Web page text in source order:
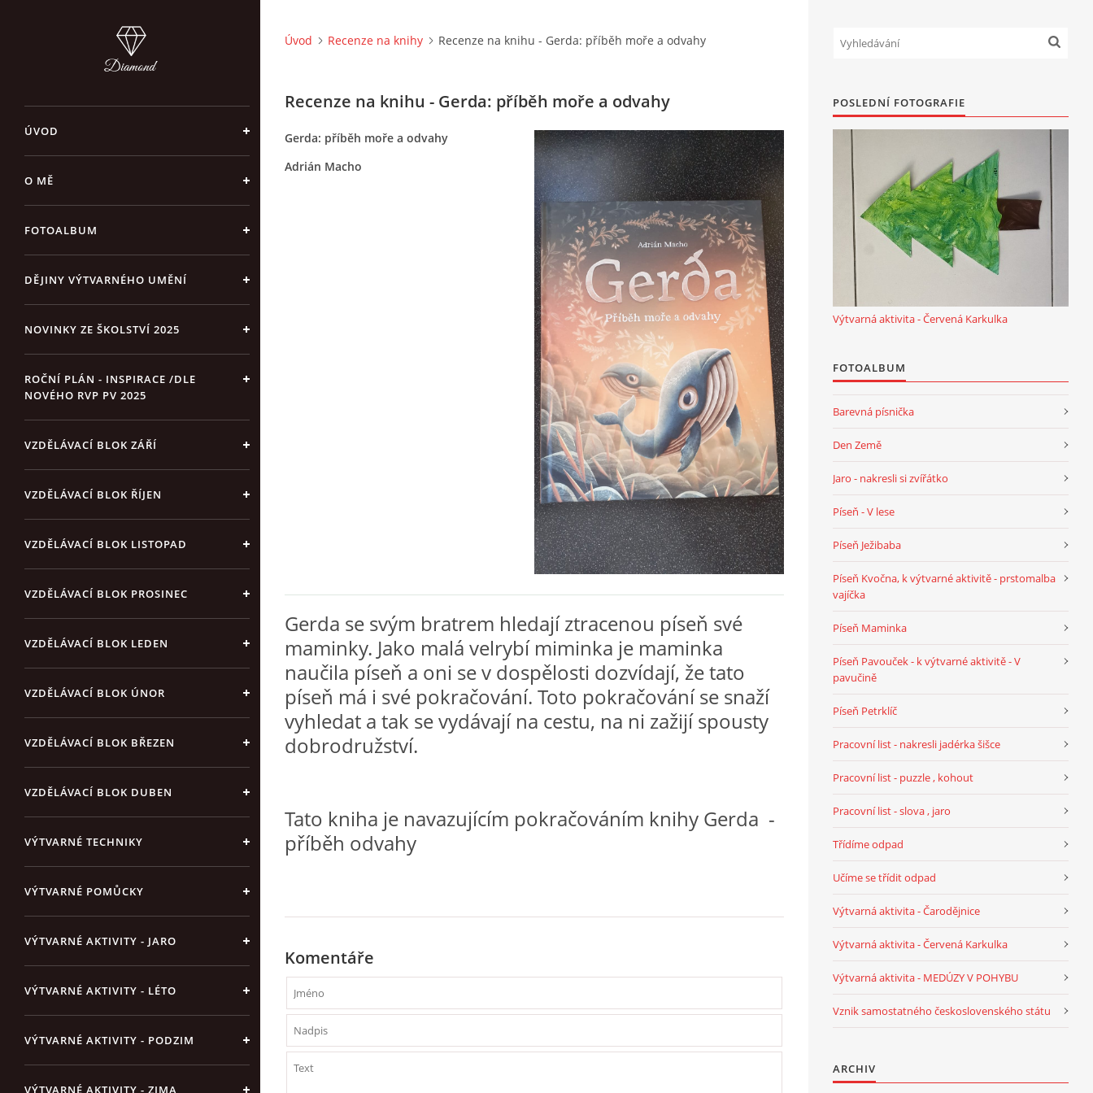
ÚVOD
O MĚ
FOTOALBUM
DĚJINY VÝTVARNÉHO UMĚNÍ
NOVINKY ZE ŠKOLSTVÍ 2025
ROČNÍ PLÁN - INSPIRACE /DLE
NOVÉHO RVP PV 2025
VZDĚLÁVACÍ BLOK ZÁŘÍ
VZDĚLÁVACÍ BLOK ŘÍJEN
VZDĚLÁVACÍ BLOK LISTOPAD
VZDĚLÁVACÍ BLOK PROSINEC
VZDĚLÁVACÍ BLOK LEDEN
VZDĚLÁVACÍ BLOK ÚNOR
VZDĚLÁVACÍ BLOK BŘEZEN
VZDĚLÁVACÍ BLOK DUBEN
VÝTVARNÉ TECHNIKY
VÝTVARNÉ POMŮCKY
VÝTVARNÉ AKTIVITY - JARO
VÝTVARNÉ AKTIVITY - LÉTO
VÝTVARNÉ AKTIVITY - PODZIM
VÝTVARNÉ AKTIVITY - ZIMA
Úvod Recenze na knihy Recenze na knihu - Gerda: příběh moře a odvahy
Recenze na knihu - Gerda: příběh moře a odvahy
Gerda: příběh moře a odvahy
Adrián Macho
Gerda se svým bratrem hledají ztracenou píseň své
maminky. Jako malá velrybí miminka je maminka
naučila píseň a oni se v dospělosti dozvídají, že tato
píseň má i své pokračování. Toto pokračování se snaží
vyhledat a tak se vydávají na cestu, na ni zažijí spousty
dobrodružství.
Tato kniha je navazujícím pokračováním knihy Gerda -
příběh odvahy
Komentáře
POSLEDNÍ FOTOGRAFIE
Výtvarná aktivita - Červená Karkulka
FOTOALBUM
Barevná písnička
Den Země
Jaro - nakresli si zvířátko
Píseň - V lese
Píseň Ježibaba
Píseň Kvočna, k výtvarné aktivitě - prstomalba
vajíčka
Píseň Maminka
Píseň Pavouček - k výtvarné aktivitě - V
pavučině
Píseň Petrklíč
Pracovní list - nakresli jadérka šišce
Pracovní list - puzzle , kohout
Pracovní list - slova , jaro
Třídíme odpad
Učíme se třídit odpad
Výtvarná aktivita - Čarodějnice
Výtvarná aktivita - Červená Karkulka
Výtvarná aktivita - MEDÚZY V POHYBU
Vznik samostatného československého státu
ARCHIV